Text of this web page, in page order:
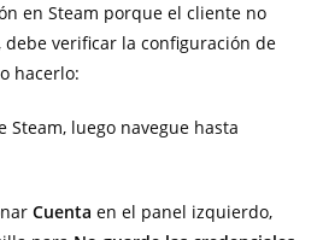
en Steam porque el cliente no
verificar la configuración de
hacerlo:
Steam, luego navegue hasta
Cuentaen el panel izquierdo,